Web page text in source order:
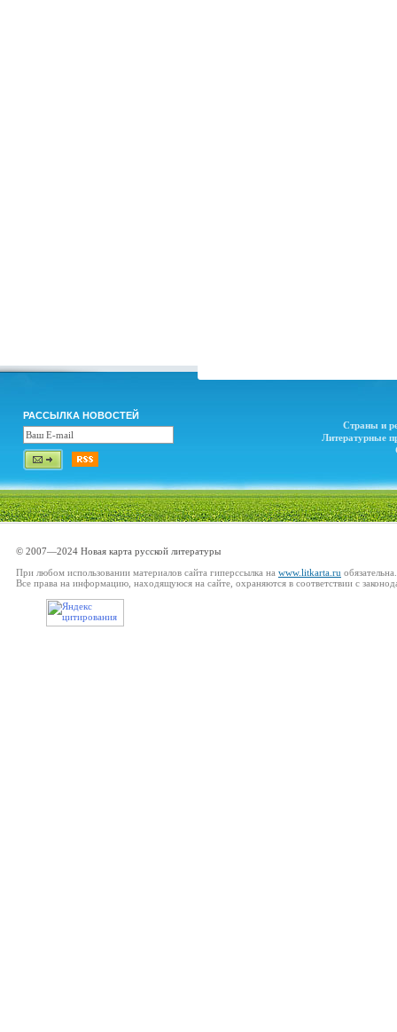
РАССЫЛКА НОВОСТЕЙ
Страны и
Литературные
© 2007—2024 Новая карта русской литературы
При любом использовании материалов сайта гиперссылка на www.litkarta.ru обязательна.
Все права на информацию, находящуюся на сайте, охраняются в соответствии с